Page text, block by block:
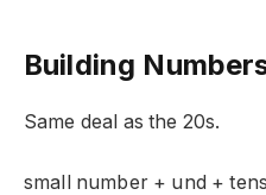
Building
Same deal as the 20s.
small number + und +